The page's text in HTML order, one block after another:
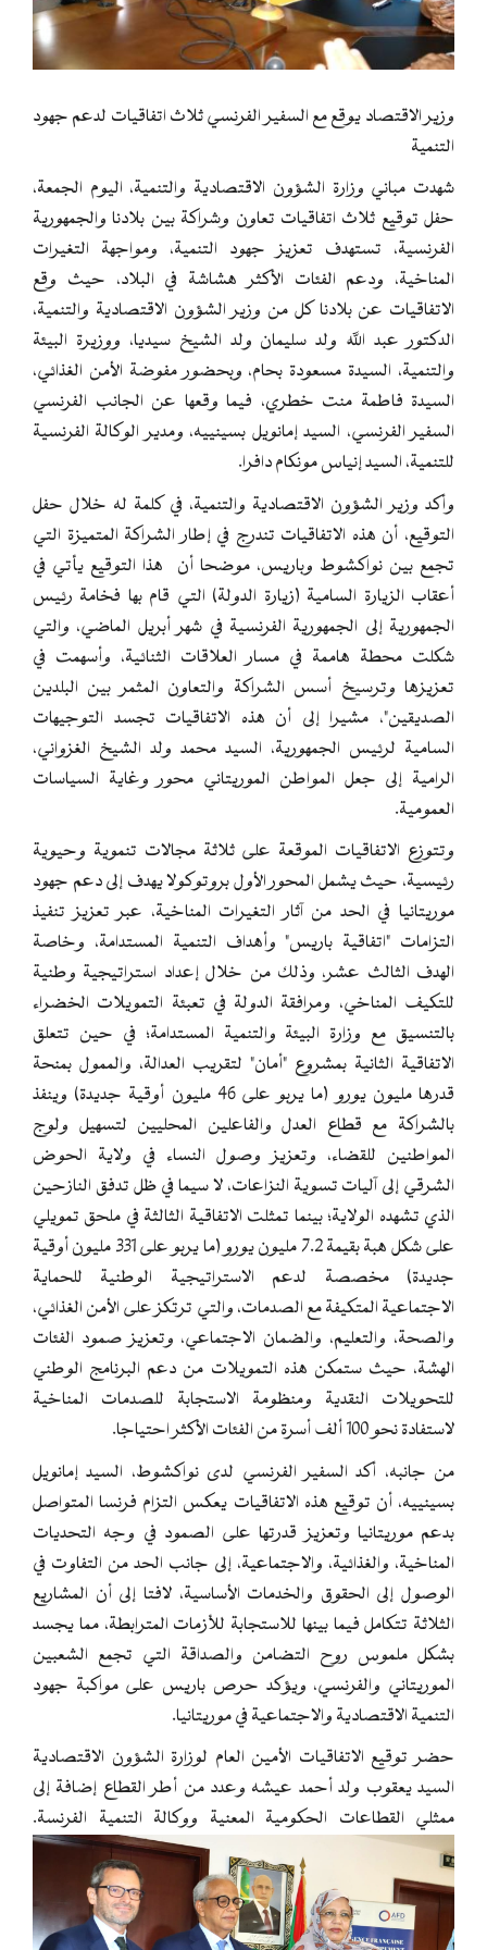
وزير الاقتصاد يوقع مع السفير الفرنسي ثلاث اتفاقيات لدعم جهود
التنمية
شهدت مباني وزارة الشؤون الاقتصادية والتنمية، اليوم الجمعة،
حفل توقيع ثلاث اتفاقيات تعاون وشراكة بين بلادنا والجمهورية
الفرنسية، تستهدف تعزيز جهود التنمية، ومواجهة التغيرات
المناخية، ودعم الفئات الأكثر هشاشة في البلاد، حيث وقع
الاتفاقيات عن بلادنا كل من وزير الشؤون الاقتصادية والتنمية،
الدكتور عبد الله ولد سليمان ولد الشيخ سيديا، ووزيرة البيئة
والتنمية، السيدة مسعودة بحام، وبحضور مفوضة الأمن الغذائي،
السيدة فاطمة منت خطري، فيما وقعها عن الجانب الفرنسي
السفير الفرنسي، السيد إمانويل بسينييه، ومدير الوكالة الفرنسية
للتنمية، السيد إنياس مونكام دافرا.
وأكد وزير الشؤون الاقتصادية والتنمية، في كلمة له خلال حفل
التوقيع، أن هذه الاتفاقيات تندرج في إطار الشراكة المتميزة التي
تجمع بين نواكشوط وباريس، موضحا أن هذا التوقيع يأتي في
أعقاب الزيارة السامية (زيارة الدولة) التي قام بها فخامة رئيس
الجمهورية إلى الجمهورية الفرنسية في شهر أبريل الماضي، والتي
شكلت محطة هاممة في مسار العلاقات الثنائية، وأسهمت في
تعزيزها وترسيخ أسس الشراكة والتعاون المثمر بين البلدين
الصديقين"، مشيرا إلى أن هذه الاتفاقيات تجسد التوجيهات
السامية لرئيس الجمهورية، السيد محمد ولد الشيخ الغزواني،
الرامية إلى جعل المواطن الموريتاني محور وغاية السياسات
العمومية.
وتتوزع الاتفاقيات الموقعة على ثلاثة مجالات تنموية وحيوية
رئيسية، حيث يشمل المحور الأول بروتوكولا يهدف إلى دعم جهود
موريتانيا في الحد من آثار التغيرات المناخية، عبر تعزيز تنفيذ
التزامات "اتفاقية باريس" وأهداف التنمية المستدامة، وخاصة
الهدف الثالث عشر، وذلك من خلال إعداد استراتيجية وطنية
للتكيف المناخي، ومرافقة الدولة في تعبئة التمويلات الخضراء
بالتنسيق مع وزارة البيئة والتنمية المستدامة؛ في حين تتعلق
الاتفاقية الثانية بمشروع "أمان" لتقريب العدالة، والممول بمنحة
قدرها مليون يورو (ما يربو على 46 مليون أوقية جديدة) وينفذ
بالشراكة مع قطاع العدل والفاعلين المحليين لتسهيل ولوج
المواطنين للقضاء، وتعزيز وصول النساء في ولاية الحوض
الشرقي إلى آليات تسوية النزاعات، لا سيما في ظل تدفق النازحين
الذي تشهده الولاية؛ بينما تمثلت الاتفاقية الثالثة في ملحق تمويلي
على شكل هبة بقيمة 7.2 مليون يورو (ما يربو على 331 مليون أوقية
جديدة) مخصصة لدعم الاستراتيجية الوطنية للحماية
الاجتماعية المتكيفة مع الصدمات، والتي ترتكز على الأمن الغذائي،
والصحة، والتعليم، والضمان الاجتماعي، وتعزيز صمود الفئات
الهشة، حيث ستمكن هذه التمويلات من دعم البرنامج الوطني
للتحويلات النقدية ومنظومة الاستجابة للصدمات المناخية
لاستفادة نحو 100 ألف أسرة من الفئات الأكثر احتياجا.
من جانبه، أكد السفير الفرنسي لدى نواكشوط، السيد إمانويل
بسينييه، أن توقيع هذه الاتفاقيات يعكس التزام فرنسا المتواصل
بدعم موريتانيا وتعزيز قدرتها على الصمود في وجه التحديات
المناخية، والغذائية، والاجتماعية، إلى جانب الحد من التفاوت في
الوصول إلى الحقوق والخدمات الأساسية، لافتا إلى أن المشاريع
الثلاثة تتكامل فيما بينها للاستجابة للأزمات المترابطة، مما يجسد
بشكل ملموس روح التضامن والصداقة التي تجمع الشعبين
الموريتاني والفرنسي، ويؤكد حرص باريس على مواكبة جهود
التنمية الاقتصادية والاجتماعية في موريتانيا.
حضر توقيع الاتفاقيات الأمين العام لوزارة الشؤون الاقتصادية
السيد يعقوب ولد أحمد عيشه وعدد من أطر القطاع إضافة إلى
ممثلي القطاعات الحكومية المعنية ووكالة التنمية الفرنسة.